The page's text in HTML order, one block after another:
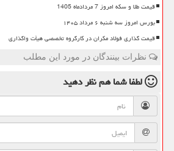
قیمت طلا و سکه امروز 7 مردادماه 1405
بورس امروز سه شنبه ۶ مرداد ۱۴۰۵
قیمت گذاری فولاد مکران در کارگروه تخصصی هیأت واگذاری
نظرات بینندگان در مورد این مطلب
لطفا شما همنظر دهید